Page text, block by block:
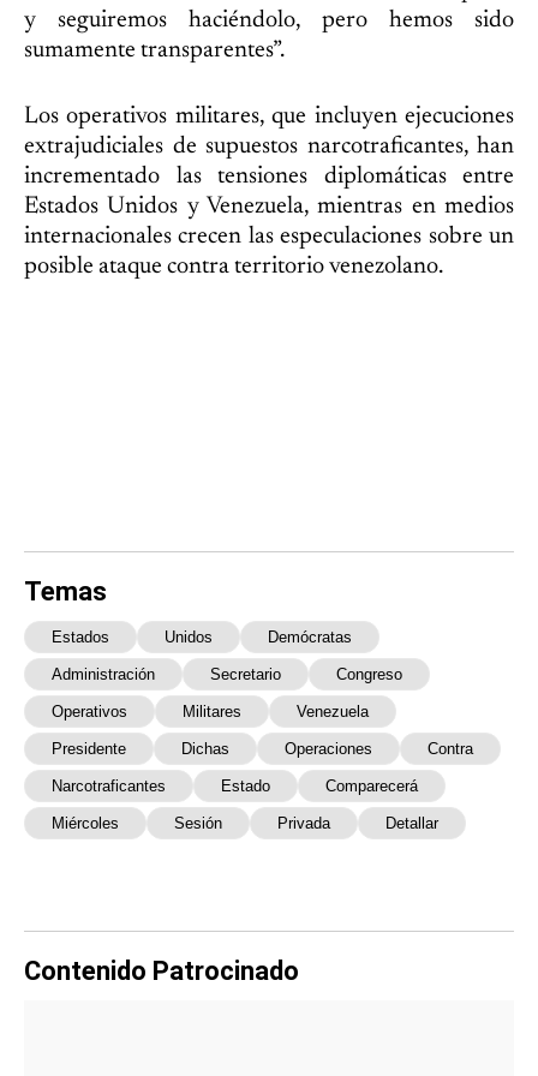
y seguiremos haciéndolo, pero hemos sido
sumamente transparentes”.
Los operativos militares, que incluyen ejecuciones
extrajudiciales de supuestos narcotraficantes, han
incrementado las tensiones diplomáticas entre
Estados Unidos y Venezuela, mientras en medios
internacionales crecen las especulaciones sobre un
posible ataque contra territorio venezolano.
Temas
Estados Unidos Demócratas
Administración Secretario Congreso
Operativos Militares Venezuela
Presidente Dichas Operaciones Contra
Narcotraficantes Estado Comparecerá
Miércoles Sesión Privada Detallar
Contenido Patrocinado